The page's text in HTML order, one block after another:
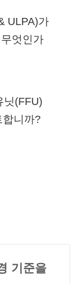
ULPA)가
엇인가
닛(FFU)
합니까?
기준을